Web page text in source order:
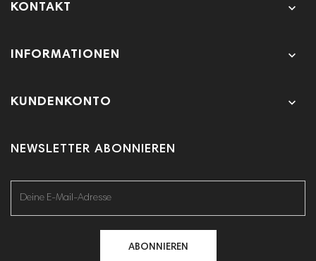
KONTAKT 
INFORMATIONEN 
KUNDENKONTO 
NEWSLETTER ABONNIEREN
ABONNIEREN